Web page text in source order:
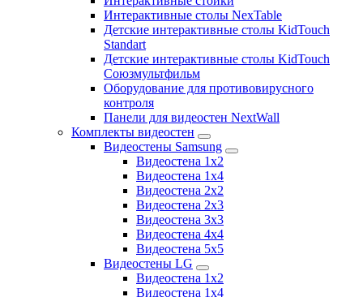
Интерактивные столы NexTable
Детские интерактивные столы KidTouch
Standart
Детские интерактивные столы KidTouch
Союзмультфильм
Оборудование для противовирусного
контроля
Панели для видеостен NextWall
Комплекты видеостен
Видеостены Samsung
Видеостена 1x2
Видеостена 1x4
Видеостена 2x2
Видеостена 2х3
Видеостена 3x3
Видеостена 4x4
Видеостена 5x5
Видеостены LG
Видеостена 1x2
Видеостена 1x4